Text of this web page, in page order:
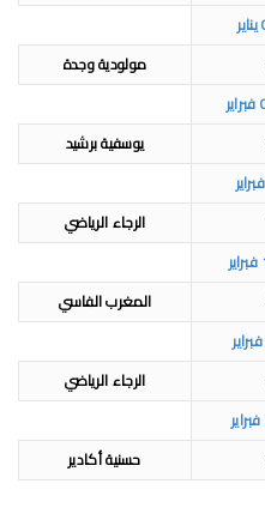
مولودية وجدة
يوسفية برشيد
الرجاء الرياضي
المغرب الفاسي
الرجاء الرياضي
حسنية أكادير